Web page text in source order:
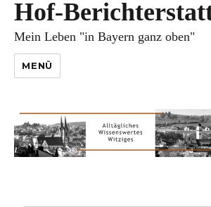
Hof-
Mein Leben "in Bayern ganz oben"
MENÜ